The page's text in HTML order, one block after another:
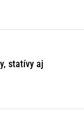
statívy aj